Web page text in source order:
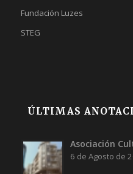
Fundación Luzes
STEG
ÚLTIMAS
Asociación
6 de Agosto de